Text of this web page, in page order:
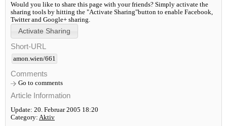
Would you like to share this page with your friends? Simply activate the
sharing tools by hitting the "Activate Sharing"button to enable Facebook,
Twitter and Google+ sharing.
Short-URL
amon.wien/661
Comments
Go to comments
Article Information
Update: 20. Februar 2005 18:20
Category: Aktiv